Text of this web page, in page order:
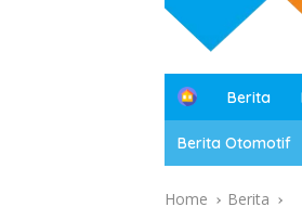
B
a
d
Berita
Berita Otomotif
Home Berita